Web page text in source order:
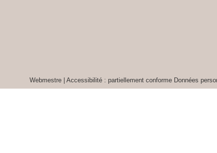
Webmestre| Accessibilité : partiellement conforme Données